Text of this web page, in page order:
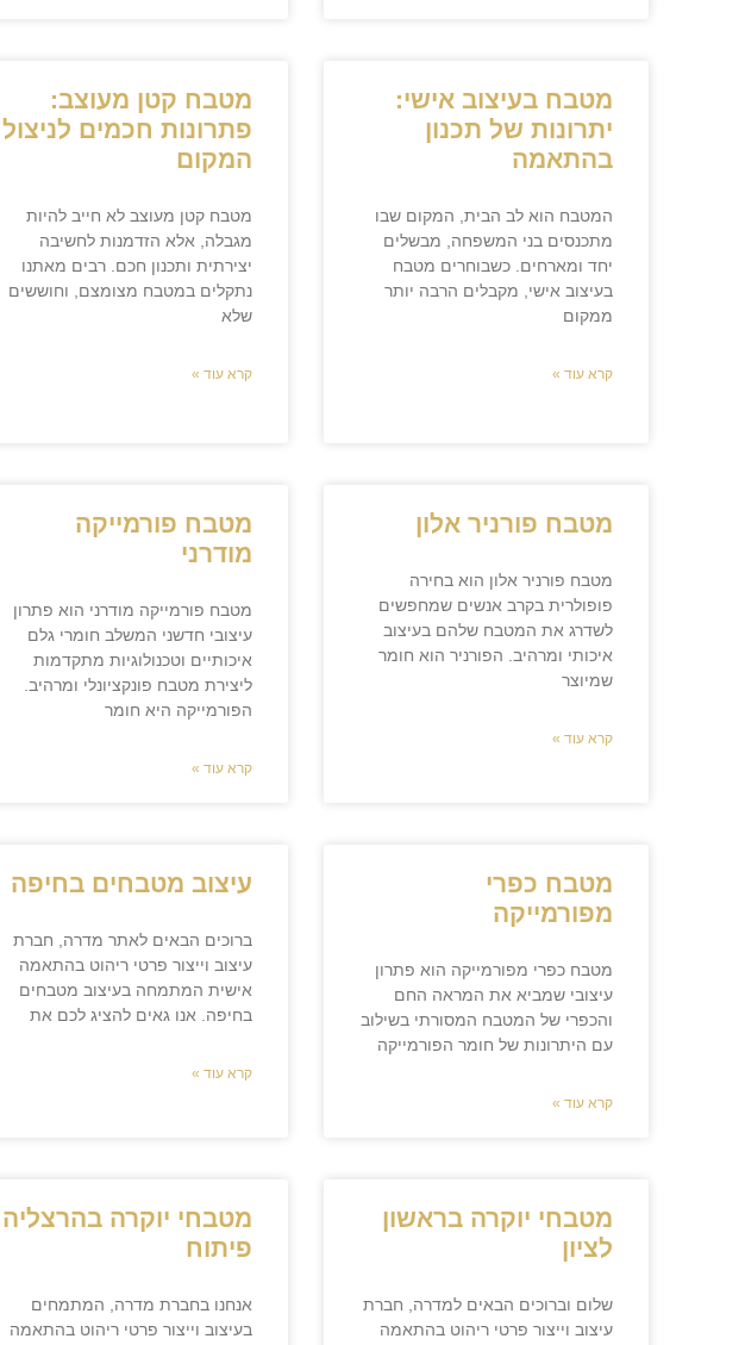
מטבח בעיצוב אישי:
יתרונות של תכנון
בהתאמה
המטבח הוא לב הבית, המקום שבו
מתכנסים בני המשפחה, מבשלים
יחד ומארחים. כשבוחרים מטבח
בעיצוב אישי, מקבלים הרבה יותר
ממקום
קרא עוד »
מטבח קטן מעוצב:
פתרונות חכמים לניצול
המקום
מטבח קטן מעוצב לא חייב להיות
מגבלה, אלא הזדמנות לחשיבה
יצירתית ותכנון חכם. רבים מאתנו
נתקלים במטבח מצומצם, וחוששים
שלא
קרא עוד »
מטבח פורניר אלון
מטבח פורניר אלון הוא בחירה
פופולרית בקרב אנשים שמחפשים
לשדרג את המטבח שלהם בעיצוב
איכותי ומרהיב. הפורניר הוא חומר
שמיוצר
קרא עוד »
מטבח פורמייקה
מודרני
מטבח פורמייקה מודרני הוא פתרון
עיצובי חדשני המשלב חומרי גלם
איכותיים וטכנולוגיות מתקדמות
ליצירת מטבח פונקציונלי ומרהיב.
הפורמייקה היא חומר
קרא עוד »
מטבח כפרי
מפורמייקה
מטבח כפרי מפורמייקה הוא פתרון
עיצובי שמביא את המראה החם
והכפרי של המטבח המסורתי בשילוב
עם היתרונות של חומר הפורמייקה
קרא עוד »
עיצוב מטבחים בחיפה
ברוכים הבאים לאתר מדרה, חברת
עיצוב וייצור פרטי ריהוט בהתאמה
אישית המתמחה בעיצוב מטבחים
בחיפה. אנו גאים להציג לכם את
קרא עוד »
מטבחי יוקרה בראשון
לציון
שלום וברוכים הבאים למדרה, חברת
עיצוב וייצור פרטי ריהוט בהתאמה
מטבחי יוקרה בהרצליה
פיתוח
אנחנו בחברת מדרה, המתמחים
בעיצוב וייצור פרטי ריהוט בהתאמה